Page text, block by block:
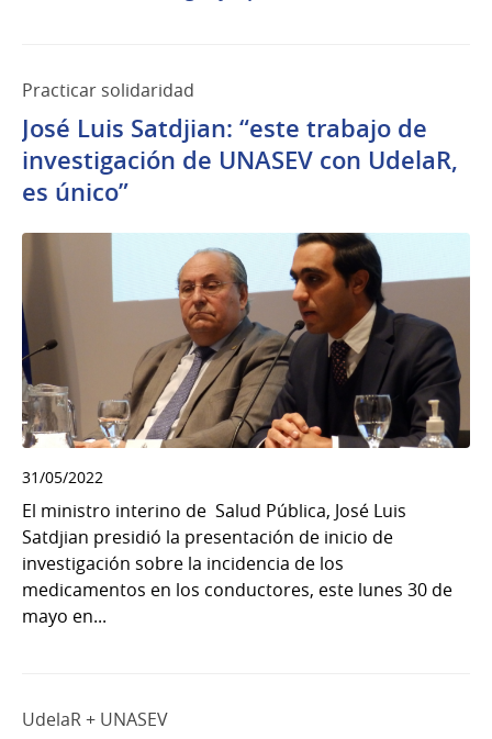
Practicar solidaridad
​​​​​​​José Luis Satdjian: “este trabajo de
investigación de UNASEV con UdelaR,
es único”
31/05/2022
El ministro interino de Salud Pública, José Luis
Satdjian presidió la presentación de inicio de
investigación sobre la incidencia de los
medicamentos en los conductores, este lunes 30 de
mayo en...
UdelaR + UNASEV